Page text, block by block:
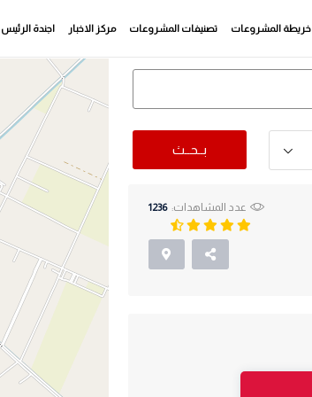
خريطة المشروعات تصنيفات المشروعات مركز الاخبار اجندة الرئيس
بــحــث
عدد المشاهدات: 1236